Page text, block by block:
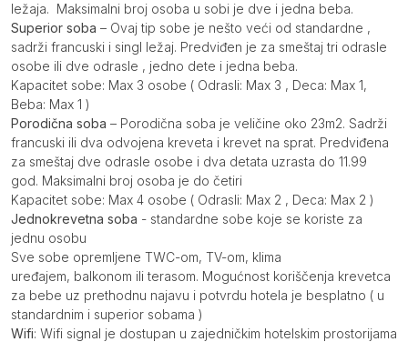
ležaja. Maksimalni broj osoba u sobi je dve i jedna beba.
Superior soba – Ovaj tip sobe je nešto veći od standardne ,
sadrži francuski i singl ležaj. Predviđen je za smeštaj tri odrasle
osobe ili dve odrasle , jedno dete i jedna beba.
Kapacitet sobe: Max 3 osobe ( Odrasli: Max 3 , Deca: Max 1,
Beba: Max 1 )
Porodična soba – Porodična soba je veličine oko 23m2. Sadrži
francuski ili dva odvojena kreveta i krevet na sprat. Predviđena
za smeštaj dve odrasle osobe i dva detata uzrasta do 11.99
god. Maksimalni broj osoba je do četiri
Kapacitet sobe: Max 4 osobe ( Odrasli: Max 2 , Deca: Max 2 )
Jednokrevetna soba - standardne sobe koje se koriste za
jednu osobu
Sve sobe opremljene TWC-om, TV-om, klima
uređajem, balkonom ili terasom. Mogućnost koriščenja krevetca
za bebe uz prethodnu najavu i potvrdu hotela je besplatno ( u
standardnim i superior sobama )
Wifi: Wifi signal je dostupan u zajedničkim hotelskim prostorijama